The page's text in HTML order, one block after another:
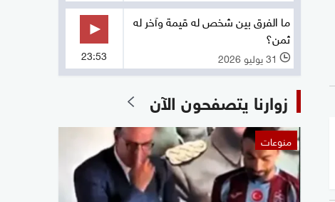
ما الفرق بين شخص له قيمة وآخر له
ثمن؟
l 31 يوليو 2026 23:53
زوارنا يتصفحون الآن
منوعات